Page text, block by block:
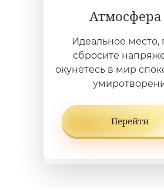
Атмосфера
Идеальное место,
сбросите
окунетесь в мир
Перейти